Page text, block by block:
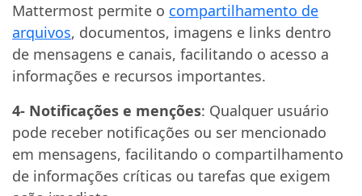
Mattermost permite o compartilhamento de
arquivos, documentos, imagens e links dentro
de mensagens e canais, facilitando o acesso a
informações e recursos importantes.
4- Notificações e menções: Qualquer usuário
pode receber notificações ou ser mencionado
em mensagens, facilitando o compartilhamento
de informações críticas ou tarefas que exigem